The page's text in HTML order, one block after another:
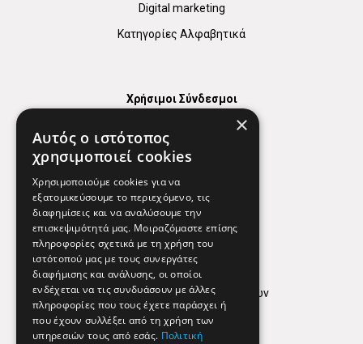
Digital marketing
Κατηγορίες Αλφαβητικά
Χρήσιμοι Σύνδεσμοι
Χρήσιμα Τηλέφωνα
Εφημερεύοντα Φαρμακεία
Απόρρητο
Όροι Χρήσης
Πολιτική προστασίας δεδομένων
Findhere
×
Αυτός ο ιστότοπος
χρησιμοποιεί cookies
Χρησιμοποιούμε cookies για να
εξατομικεύσουμε το περιεχόμενο, τις
διαφημίσεις και να αναλύσουμε την
επισκεψιμότητά μας. Μοιραζόμαστε επίσης
πληροφορίες σχετικά με τη χρήση του
ιστότοπού μας με τους συνεργάτες
διαφήμισης και ανάλυσης, οι οποίοι
ενδέχεται να τις συνδυάσουν με άλλες
πληροφορίες που τους έχετε παράσχει ή
που έχουν συλλέξει από τη χρήση των
υπηρεσιών τους από εσάς. Πολιτική